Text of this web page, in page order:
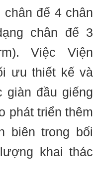
đế 4 chân
chân đế 3
Việc Viện
ưu thiết kế và
giàn đầu giếng
phát triển thêm
biên trong bối
khai thác